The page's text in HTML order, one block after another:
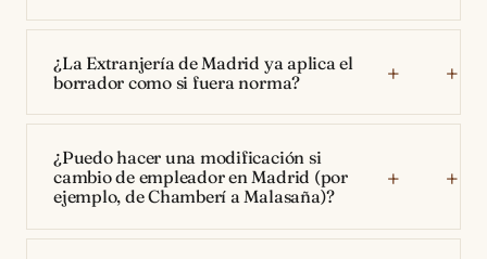
¿La Extranjería de Madrid ya aplica el
borrador como si fuera norma?
¿Puedo hacer una modificación si
cambio de empleador en Madrid (por
ejemplo, de Chamberí a Malasaña)?